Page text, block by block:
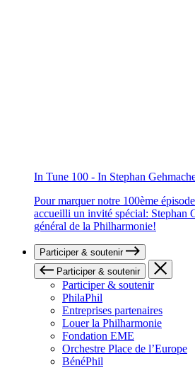
In Tune 100 - In Stephan
Pour marquer notre 100ème
accueilli un invité spécial: Stephan
général de la Philharmonie!
Participer & soutenir
Participer & soutenir
Participer & soutenir
PhilaPhil
Entreprises partenaires
Louer la Philharmonie
Fondation EME
Orchestre Place de l’Europe
BénéPhil